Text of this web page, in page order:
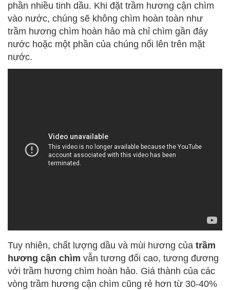
phần nhiều tinh dầu. Khi đặt trầm hương cận chìm
vào nước, chúng sẽ không chìm hoàn toàn như
trầm hương chìm hoàn hảo mà chỉ chìm gần đáy
nước hoặc một phần của chúng nổi lên trên mặt
nước.
Tuy nhiên, chất lượng dầu và mùi hương của trầm
hương cận chìm vẫn tương đối cao, tương đương
với trầm hương chìm hoàn hảo. Giá thành của các
vòng trầm hương cận chìm cũng rẻ hơn từ 30-40%